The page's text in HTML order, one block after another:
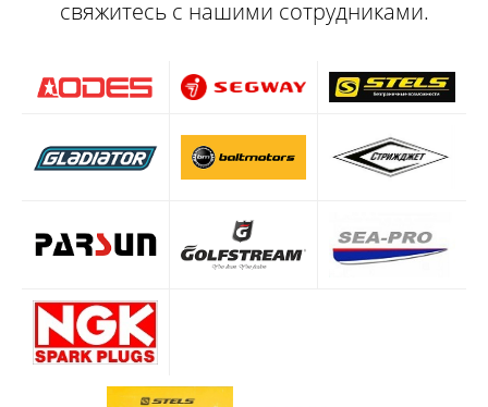
свяжитесь с нашими сотрудниками.